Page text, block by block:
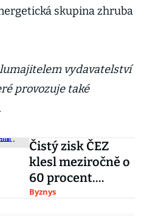
skupina zhruba
vydavatelství
provozuje také
Čistý zisk ČEZ
klesl meziročně o
60 procent.
Minulý rok byl
Byznys